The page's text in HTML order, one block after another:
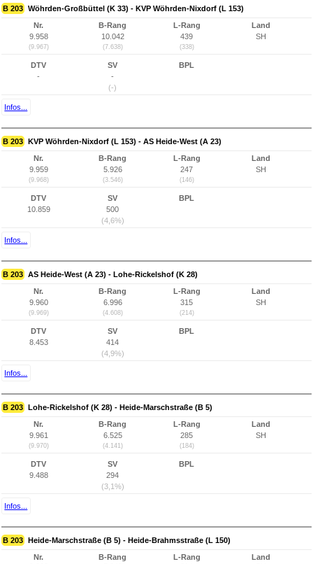
B 203 Wöhrden-Großbüttel (K 33) - KVP Wöhrden-Nixdorf (L 153)
Nr.
9.958
(9.967)
B-Rang
10.042
(7.638)
L-Rang
439
(338)
Land
SH
DTV
-
SV
-
(-)
BPL
Infos...
B 203 KVP Wöhrden-Nixdorf (L 153) - AS Heide-West (A 23)
Nr.
9.959
(9.968)
B-Rang
5.926
(3.546)
L-Rang
247
(146)
Land
SH
DTV
10.859
SV
500
(4,6%)
BPL
Infos...
B 203 AS Heide-West (A 23) - Lohe-Rickelshof (K 28)
Nr.
9.960
(9.969)
B-Rang
6.996
(4.608)
L-Rang
315
(214)
Land
SH
DTV
8.453
SV
414
(4,9%)
BPL
Infos...
B 203 Lohe-Rickelshof (K 28) - Heide-Marschstraße (B 5)
Nr.
9.961
(9.970)
B-Rang
6.525
(4.141)
L-Rang
285
(184)
Land
SH
DTV
9.488
SV
294
(3,1%)
BPL
Infos...
B 203 Heide-Marschstraße (B 5) - Heide-Brahmsstraße (L 150)
Nr.
B-Rang
L-Rang
Land